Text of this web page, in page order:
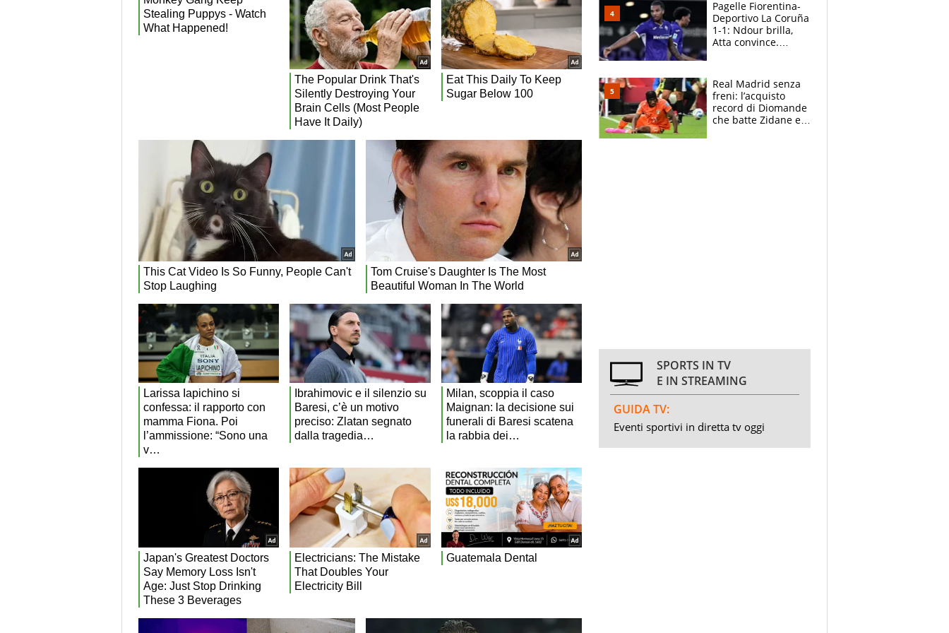
Pagelle Fiorentina-
Deportivo La Coruña
1-1: Ndour brilla,
Atta convince.
Real Madrid senza
freni: l’acquisto
record di Diomande
che batte Zidane e
SPORTS IN TV
E IN STREAMING
GUIDA TV:
Eventi sportivi in diretta tv oggi